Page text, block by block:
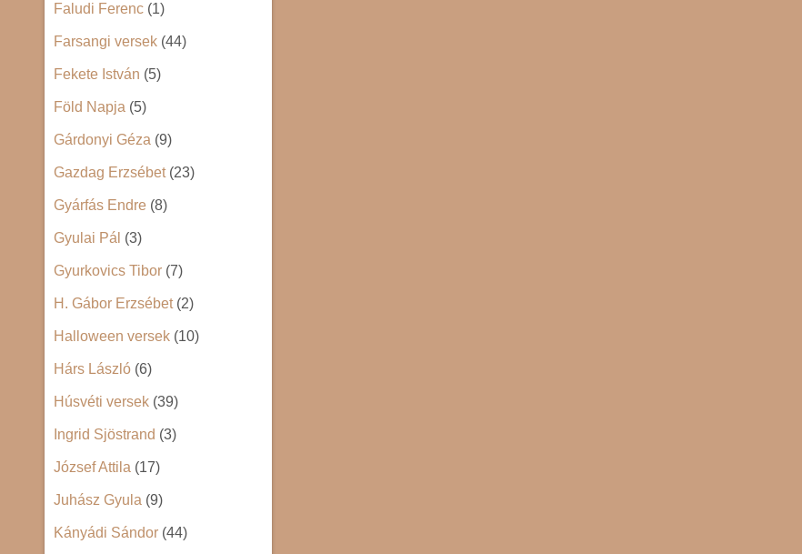
Faludi Ferenc (1)
Farsangi versek (44)
Fekete István (5)
Föld Napja (5)
Gárdonyi Géza (9)
Gazdag Erzsébet(23)
Gyárfás Endre (8)
Gyulai Pál (3)
Gyurkovics Tibor (7)
H. Gábor Erzsébet(2)
Halloween versek (10)
Hárs László (6)
Húsvéti versek (39)
Ingrid Sjöstrand (3)
József Attila (17)
Juhász Gyula (9)
Kányádi Sándor (44)